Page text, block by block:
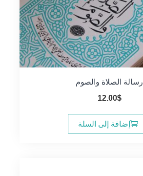
رسالة الصلاة والصوم
12.00$
إضافة إلى السلة